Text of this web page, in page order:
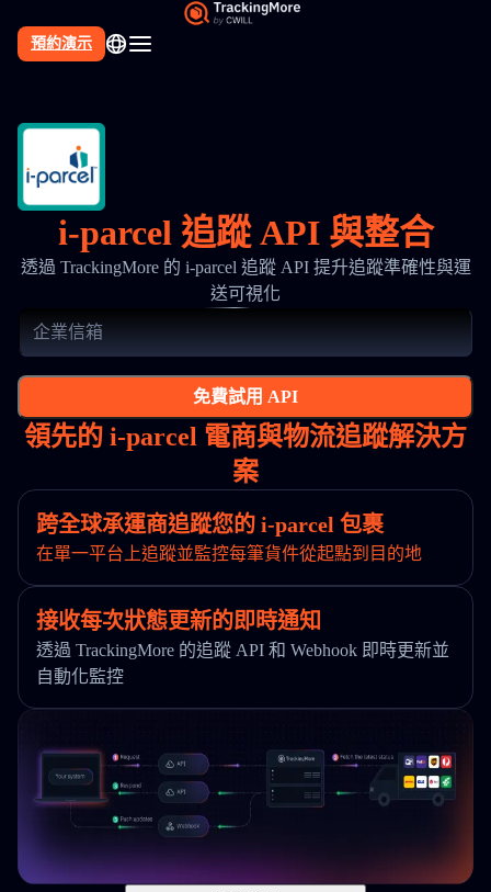
預約演示
i-parcel 追蹤 API 與整合
透過 TrackingMore 的 i-parcel 追蹤 API 提升追蹤準確性與運
送可視化
免費試用 API
領先的 i-parcel 電商與物流追蹤解決方
案
跨全球承運商追蹤您的 i-parcel 包裹
在單一平台上追蹤並監控每筆貨件從起點到目的地
接收每次狀態更新的即時通知
透過 TrackingMore 的追蹤 API 和 Webhook 即時更新並
自動化監控